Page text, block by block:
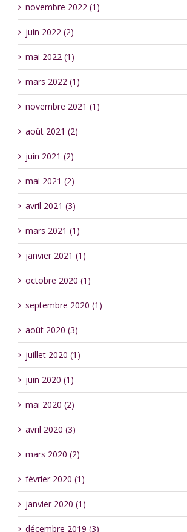
novembre 2022 (1)
juin 2022 (2)
mai 2022 (1)
mars 2022 (1)
novembre 2021 (1)
août 2021 (2)
juin 2021 (2)
mai 2021 (2)
avril 2021 (3)
mars 2021 (1)
janvier 2021 (1)
octobre 2020 (1)
septembre 2020 (1)
août 2020 (3)
juillet 2020 (1)
juin 2020 (1)
mai 2020 (2)
avril 2020 (3)
mars 2020 (2)
février 2020 (1)
janvier 2020 (1)
décembre 2019 (3)